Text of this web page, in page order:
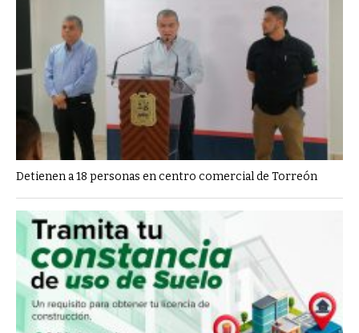
Detienen a 18 personas en centro comercial de Torreón